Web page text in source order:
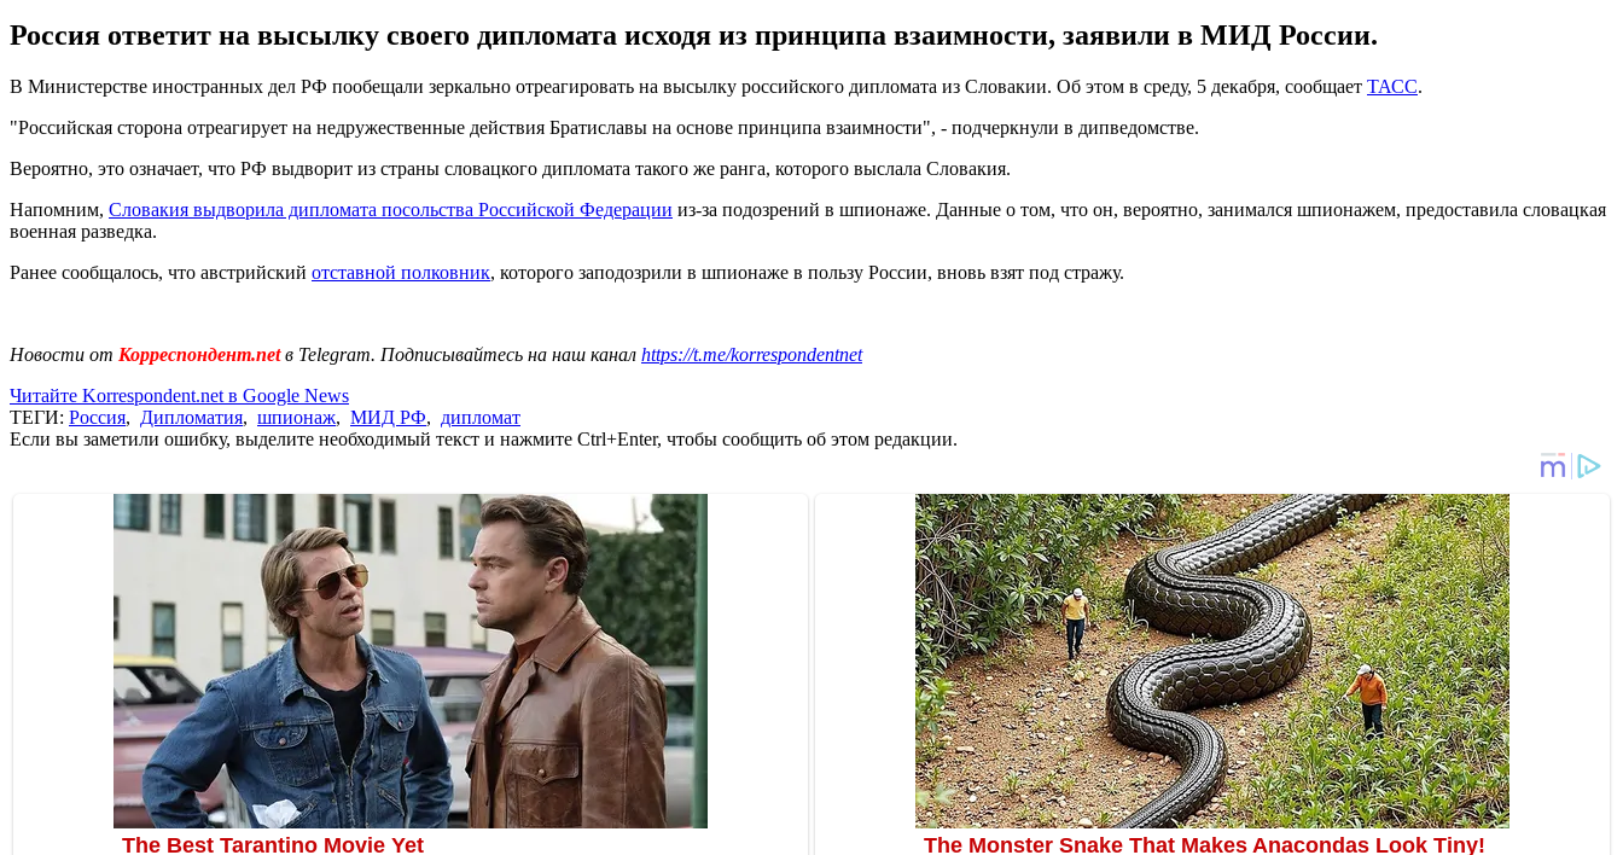
Россия ответит на высылку своего дипломата исходя из принципа взаимности, заявили в МИД России.
В Министерстве иностранных дел РФ пообещали зеркально отреагировать на высылку российского дипломата из Словакии. Об этом в среду, 5 декабря, сообщает ТАСС.
"Российская сторона отреагирует на недружественные действия Братиславы на основе принципа взаимности", - подчеркнули в дипведомстве.
Вероятно, это означает, что РФ выдворит из страны словацкого дипломата такого же ранга, которого выслала Словакия.
Напомним, Словакия выдворила дипломата посольства Российской Федерации из-за подозрений в шпионаже. Данные о том, что он, вероятно, занимался шпионажем, предоставила словацкая
военная разведка.
Ранее сообщалось, что австрийский отставной полковник, которого заподозрили в шпионаже в пользу России, вновь взят под стражу.
Новости от Корреспондент.netв Telegram. Подписывайтесь на наш канал https://t.me/korrespondentnet
Читайте Korrespondent.net в Google News
ТЕГИ: Россия, Дипломатия, шпионаж, МИД РФ, дипломат
Если вы заметили ошибку, выделите необходимый текст и нажмите Ctrl+Enter, чтобы сообщить об этом редакции.